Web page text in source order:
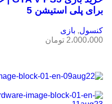
برای پلی استیشن 5
کنسول, بازی
2،000،000 تومان